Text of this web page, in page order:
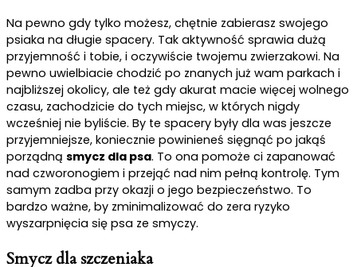
Na pewno gdy tylko możesz, chętnie zabierasz swojego
psiaka na długie spacery. Tak aktywność sprawia dużą
przyjemność i tobie, i oczywiście twojemu zwierzakowi. Na
pewno uwielbiacie chodzić po znanych już wam parkach i
najbliższej okolicy, ale też gdy akurat macie więcej wolnego
czasu, zachodzicie do tych miejsc, w których nigdy
wcześniej nie byliście. By te spacery były dla was jeszcze
przyjemniejsze, koniecznie powinieneś sięgnąć po jakąś
porządną smycz dla psa. To ona pomoże ci zapanować
nad czworonogiem i przejąć nad nim pełną kontrolę. Tym
samym zadba przy okazji o jego bezpieczeństwo. To
bardzo ważne, by zminimalizować do zera ryzyko
wyszarpnięcia się psa ze smyczy.
Smycz dla szczeniaka